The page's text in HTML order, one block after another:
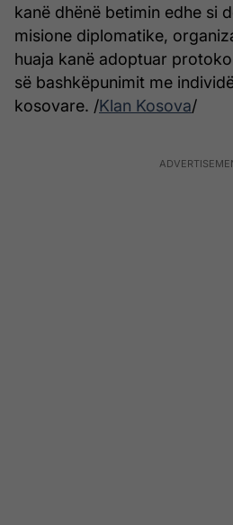
kanë dhënë betimin edhe si
misione diplomatike,
huaja kanë adoptuar
së bashkëpunimit me
kosovare. /Klan Kosova/